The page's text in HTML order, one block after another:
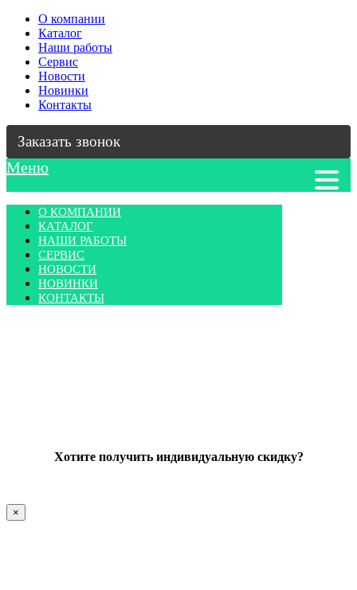
О компании
Каталог
Наши работы
Сервис
Новости
Новинки
Контакты
Заказать звонок
Меню
О КОМПАНИИ
КАТАЛОГ
НАШИ РАБОТЫ
СЕРВИС
НОВОСТИ
НОВИНКИ
КОНТАКТЫ
Хотите получить индивидуальную скидку?
×